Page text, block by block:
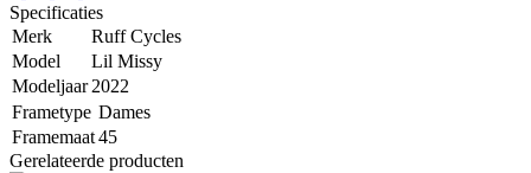
Specificaties
Merk
Ruff Cycles
Model
Lil Missy
Modeljaar 2022
Frametype Dames
Framemaat45
Gerelateerde producten